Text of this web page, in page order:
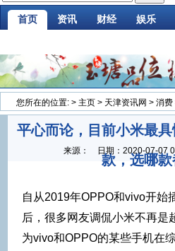
首页 资讯 财经 娱乐
您所在的位置: > 主页 > 天津资讯网 > 消费
平心而论，目前小米最
款，选哪
来源： 日期： 2020-07-07
自从2019年OPPO和vivo开始
后，很多网友调侃小米不再是
为vivo和OPPO的某些手机在